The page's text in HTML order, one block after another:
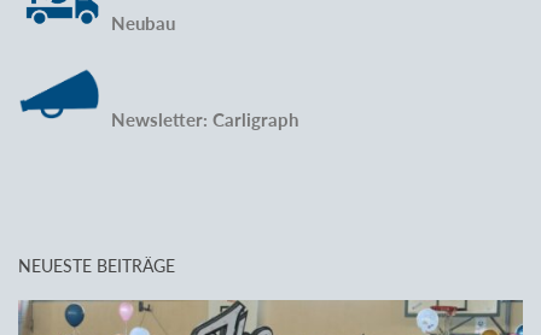
Neubau
Newsletter: Carligraph
NEUESTE BEITRÄGE